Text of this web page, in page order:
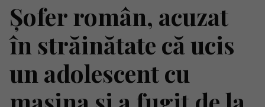
Șofer român, acuzat
în străinătate că ucis
un adolescent cu